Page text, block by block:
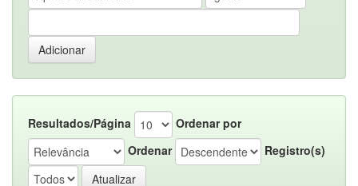
Resultados/Página
Ordenar por
Ordenar
Registro(s)